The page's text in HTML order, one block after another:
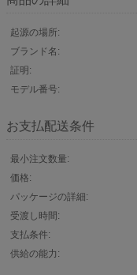
起源の場所:
ブランド名:
証明:
モデル番号:
お支払配送条件
最小注文数量:
価格:
パッケージの詳細:
受渡し時間:
支払条件:
供給の能力: